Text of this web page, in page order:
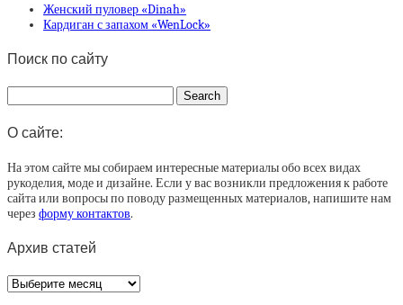
Женский пуловер «Dinah»
Кардиган с запахом «WenLock»
Поиск по сайту
О сайте:
На этом сайте мы собираем интересные материалы обо всех видах
рукоделия, моде и дизайне. Если у вас возникли предложения к работе
сайта или вопросы по поводу размещенных материалов, напишите нам
через форму контактов.
Архив статей
Архив
статей